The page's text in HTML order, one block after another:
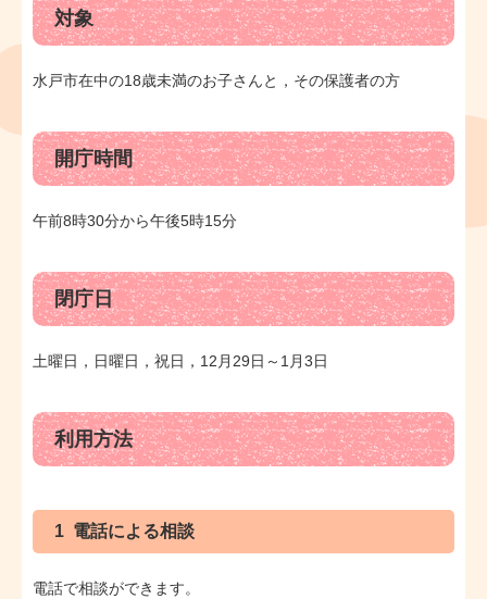
対象
水戸市在中の18歳未満のお子さんと，その保護者の方
開庁時間
午前8時30分から午後5時15分
閉庁日
土曜日，日曜日，祝日，12月29日～1月3日
利用方法
1 電話による相談
電話で相談ができます。